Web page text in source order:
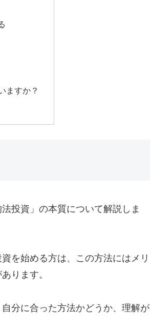
ますか？
投資」の本質について解説しま
を始める方は、この方法にはメリ
ります。
分に合った方法かどうか、理解が